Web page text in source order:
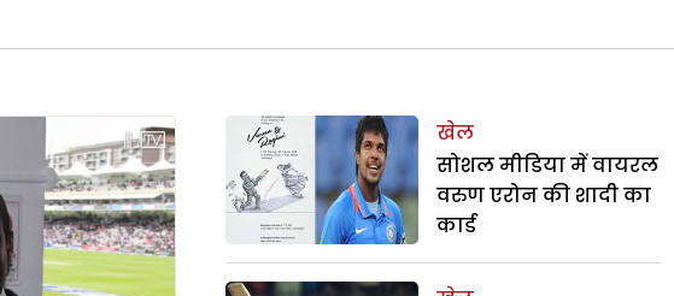
खेल
सोशल मीडिया में वायरल
वरुण एरोन की शादी का
कार्ड